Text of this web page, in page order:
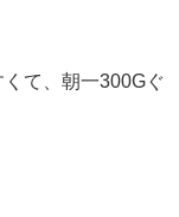
て、朝一300Gぐ